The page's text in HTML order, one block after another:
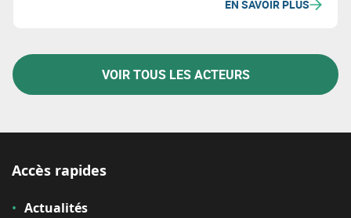
EN SAVOIR PLUS
VOIR TOUS LES ACTEURS
Accès rapides
Actualités